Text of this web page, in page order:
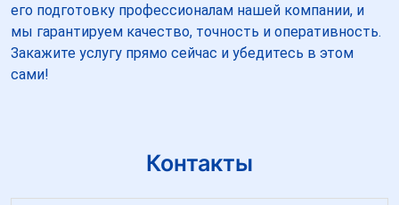
его подготовку профессионалам нашей компании, и
мы гарантируем качество, точность и оперативность.
Закажите услугу прямо сейчас и убедитесь в этом
сами!
Контакты